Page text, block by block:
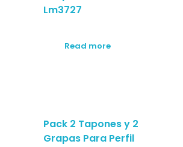
Lm3727
Read more
Pack 2 Tapones y 2
Grapas Para Perfil